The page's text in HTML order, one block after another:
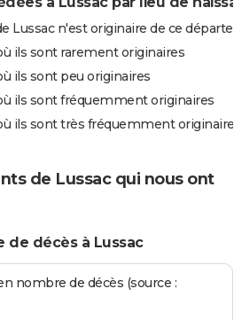
Lussac n'est originaire de ce
ils sont rarement originaires
ils sont peu originaires
ils sont fréquemment originaires
ils sont très fréquemment originaires
de Lussac qui nous ont
de décès à Lussac
nombre de décès (source :